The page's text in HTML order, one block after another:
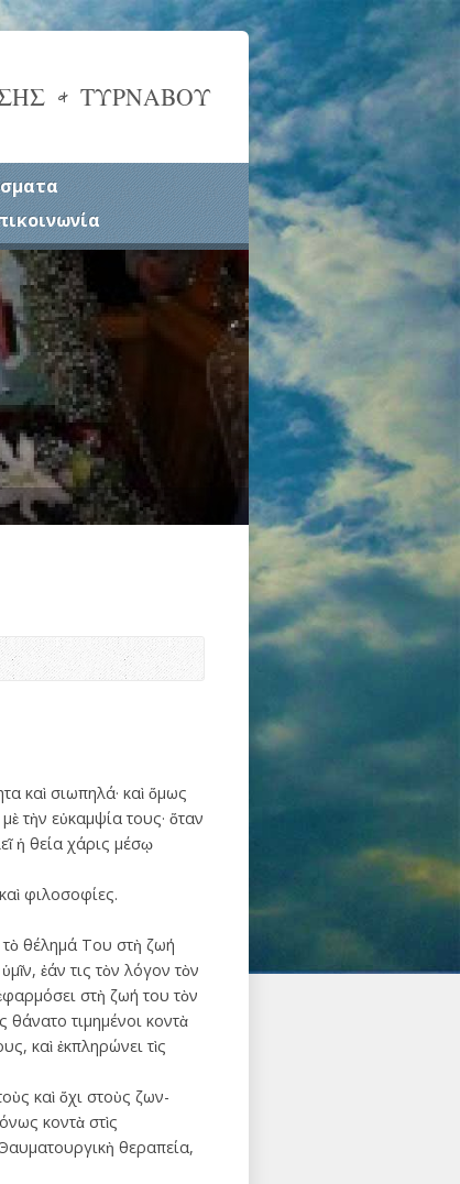
& ΤΥΡΝΑΒΟΥ
καὶ σιωπηλά· καὶ ὅμως
τὴν εὐκαμψία τους· ὅταν
ἡ θεία χάρις μέσῳ
φιλοσοφίες.
τὸ θέλημά Του στὴ ζωή
ἐάν τις τὸν λόγον τὸν
στὴ ζωή του τὸν
θάνατο τιμημένοι κοντὰ
καὶ ἐκπληρώνει τὶς
καὶ ὄχι στοὺς ζων­
κοντὰ στὶς
θεραπεία,